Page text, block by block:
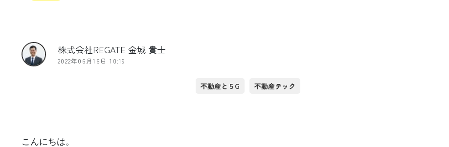
株式会社REGATE 金城 貴士
2022年06月16日 10:19
不動産と５G 不動産テック
こんにちは。